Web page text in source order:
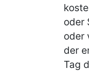
oder
oder
der
Tag